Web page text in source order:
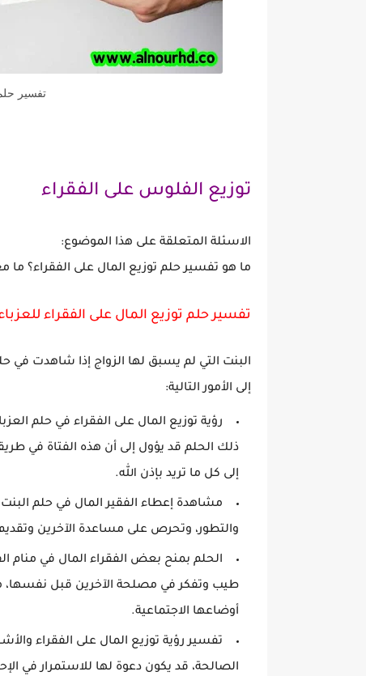
تفسير
توزيع الفلوس على الفقراء
الاسئلة المتعلقة على هذا الموضوع:
ما هو تفسير حلم توزيع المال على الفقراء؟ ما
تفسير حلم توزيع المال على الفقراء
البنت التي لم يسبق لها الزواج إذا شاهدت في
إلى الأمور التالية:
رؤية توزيع المال على الفقراء في حلم
ذلك الحلم قد يؤول إلى أن هذه الفتاة في
إلى كل ما تريد بإذن الله.
مشاهدة إعطاء الفقير المال في حلم
والتطور، وتحرص على مساعدة الآخرين
الحلم بمنح بعض الفقراء المال في منام
طيب وتفكر في مصلحة الآخرين قبل نفسها،
أوضاعها الاجتماعية.
تفسير رؤية توزيع المال على الفقراء
الصالحة، قد يكون دعوة لها للاستمرار في